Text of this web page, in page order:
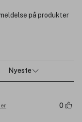
på produkter
Nyeste
0